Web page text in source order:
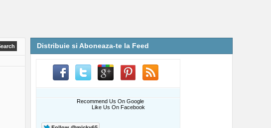
Distribuie si Aboneaza-te la Feed
Recommend Us On Google
Like Us On Facebook